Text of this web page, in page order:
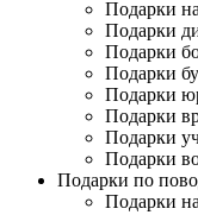
Подарки
Подарки
Подарки
Подарки
Подарки
Подарки
Подарки
Подарки
Подарки по
Подарки